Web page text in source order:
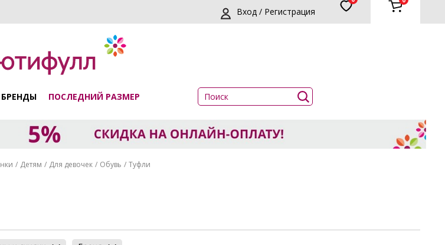
Вход / Регистрация
БРЕНДЫ ПОСЛЕДНИЙ РАЗМЕР
Детям Для девочек Обувь Туфли